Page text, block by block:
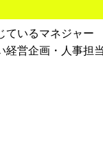
ているマネジャー
経営企画・人事担